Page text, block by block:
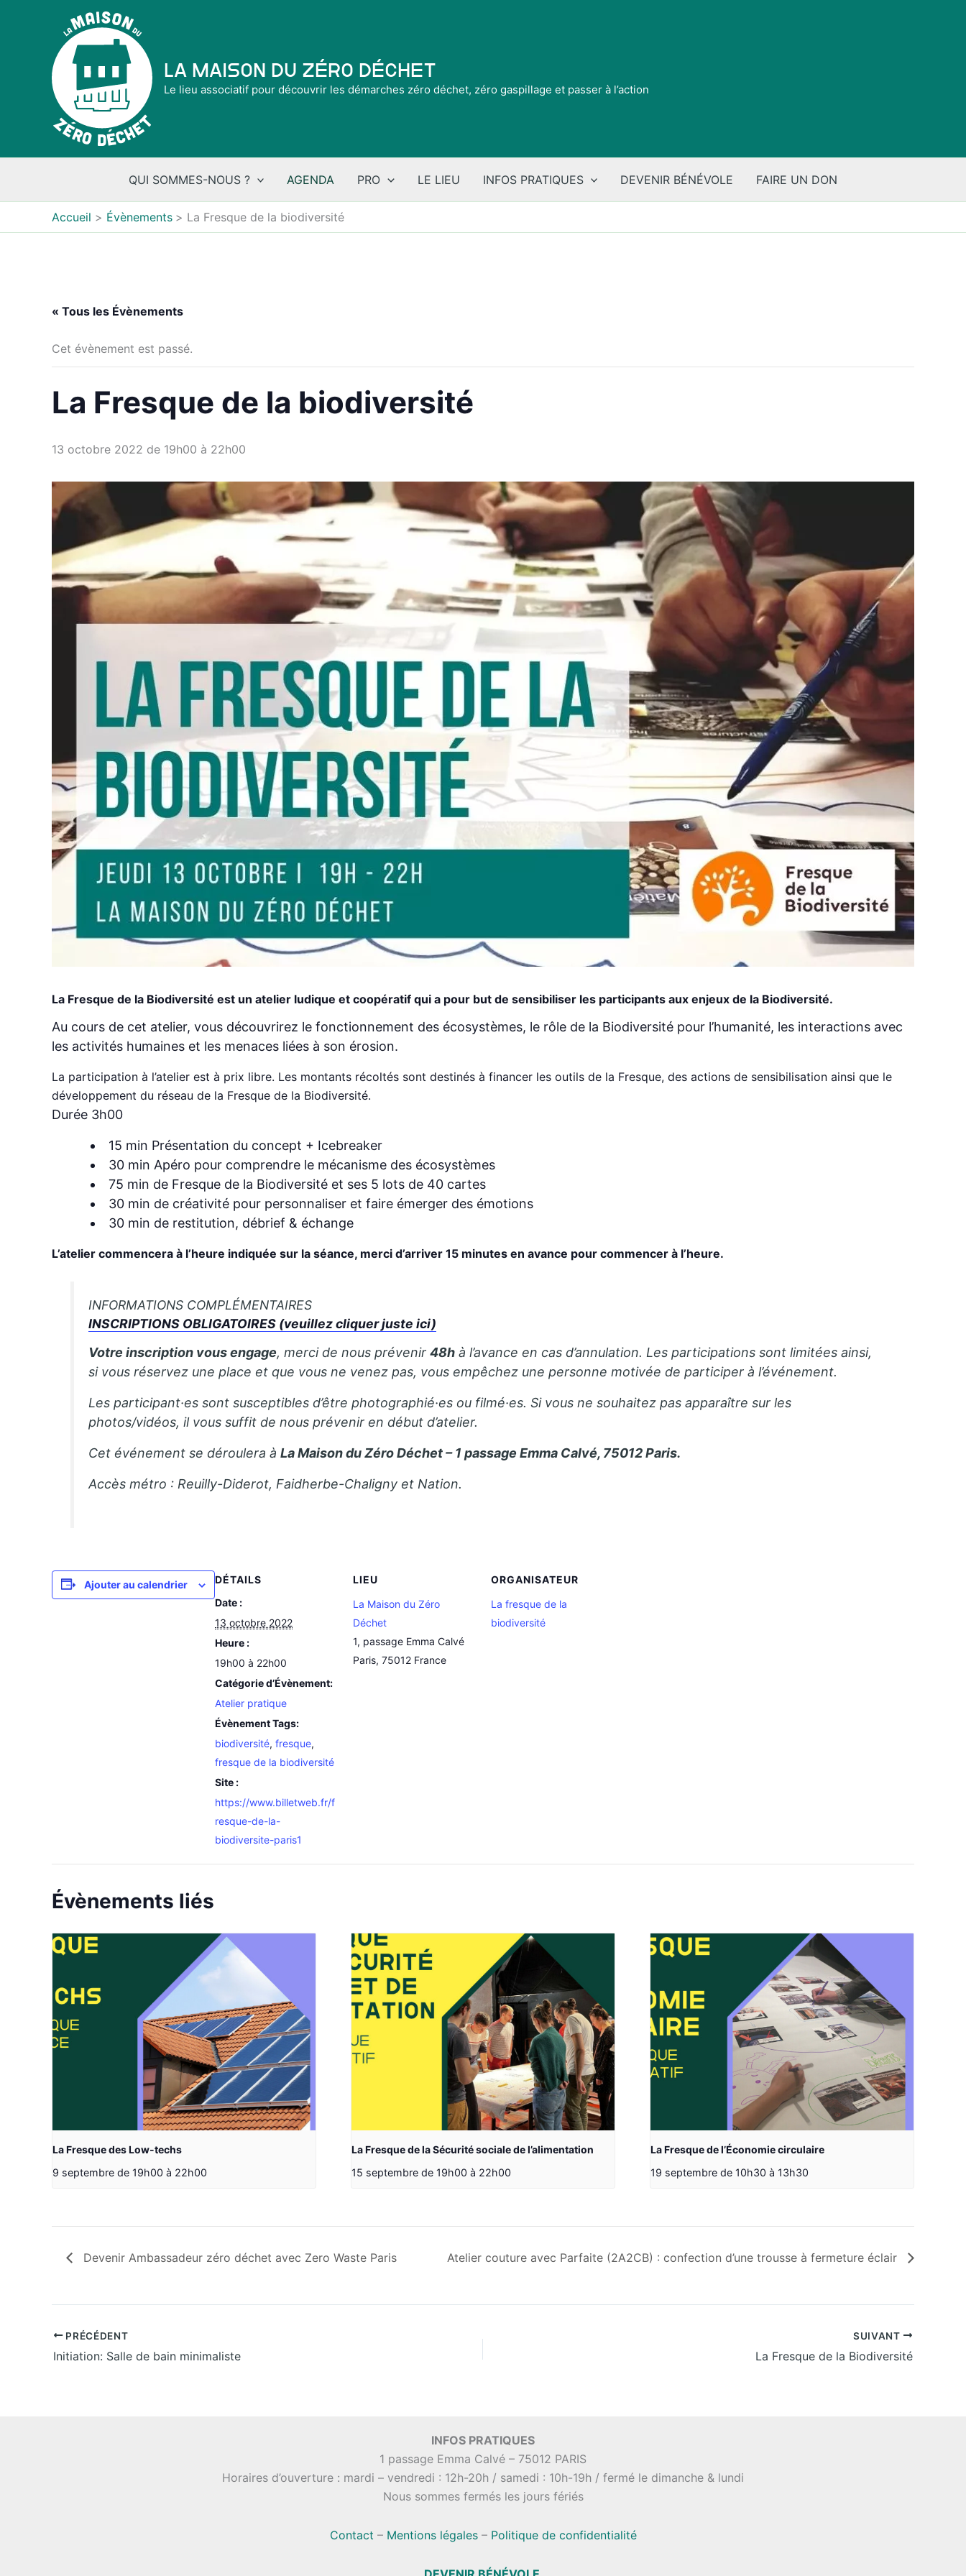
La Maison du Zéro Déchet
Le lieu associatif pour découvrir les démarches zéro déchet, zéro gaspillage et passer à l’action
QUI SOMMES-NOUS ? AGENDA PRO LE LIEU INFOS PRATIQUES DEVENIR BÉNÉVOLE FAIRE UN DON
Accueil Évènements La Fresque de la biodiversité
« Tous les Évènements
Cet évènement est passé.
La Fresque de la biodiversité
13 octobre 2022 de 19h00 à 22h00
La Fresque de la Biodiversité est un atelier ludique et coopératif qui a pour but de sensibiliser les participants aux enjeux de la Biodiversité.
Au cours de cet atelier, vous découvrirez le fonctionnement des écosystèmes, le rôle de la Biodiversité pour l’humanité, les interactions avec
les activités humaines et les menaces liées à son érosion.
La participation à l’atelier est à prix libre. Les montants récoltés sont destinés à financer les outils de la Fresque, des actions de sensibilisation ainsi que le
développement du réseau de la Fresque de la Biodiversité.
Durée 3h00
15 min Présentation du concept + Icebreaker
30 min Apéro pour comprendre le mécanisme des écosystèmes
75 min de Fresque de la Biodiversité et ses 5 lots de 40 cartes
30 min de créativité pour personnaliser et faire émerger des émotions
30 min de restitution, débrief & échange
L’atelier commencera à l’heure indiquée sur la séance, merci d’arriver 15 minutes en avance pour commencer à l’heure.
INFORMATIONS COMPLÉMENTAIRES
INSCRIPTIONS OBLIGATOIRES (veuillez cliquer juste ici)
Votre inscription vous engage, merci de nous prévenir48h à l’avance en cas d’annulation. Les participations sont limitées ainsi,
si vous réservez une place et que vous ne venez pas, vous empêchez une personne motivée de participer à l’événement.
Les participant·es sont susceptibles d’être photographié·es ou filmé·es. Si vous ne souhaitez pas apparaître sur les
photos/vidéos, il vous suffit de nous prévenir en début d’atelier.
Cet événement se déroulera àLa Maison du Zéro Déchet – 1 passage Emma Calvé, 75012 Paris.
Accès métro : Reuilly-Diderot, Faidherbe-Chaligny et Nation.
Ajouter au calendrier
DÉTAILS
Date :
13 octobre 2022
Heure :
19h00 à 22h00
Catégorie d’Évènement:
Atelier pratique
Évènement Tags:
biodiversité, fresque,
fresque de la biodiversité
Site :
https://www.billetweb.fr/f
resque-de-la-
biodiversite-paris1
LIEU
La Maison du Zéro
Déchet
1, passage Emma Calvé
Paris, 75012 France
ORGANISATEUR
La fresque de la
biodiversité
Évènements liés
La Fresque des Low-techs
9 septembre de 19h00 à 22h00
La Fresque de la Sécurité sociale de l’alimentation
15 septembre de 19h00 à 22h00
La Fresque de l’Économie circulaire
19 septembre de 10h30 à 13h30
Devenir Ambassadeur zéro déchet avec Zero Waste Paris Atelier couture avec Parfaite (2A2CB) : confection d’une trousse à fermeture éclair
PRÉCÉDENT
Initiation: Salle de bain minimaliste
SUIVANT
La Fresque de la Biodiversité
INFOS PRATIQUES
1 passage Emma Calvé – 75012 PARIS
Horaires d’ouverture : mardi – vendredi : 12h-20h / samedi : 10h-19h / fermé le dimanche & lundi
Nous sommes fermés les jours fériés
Contact – Mentions légales– Politique de confidentialité